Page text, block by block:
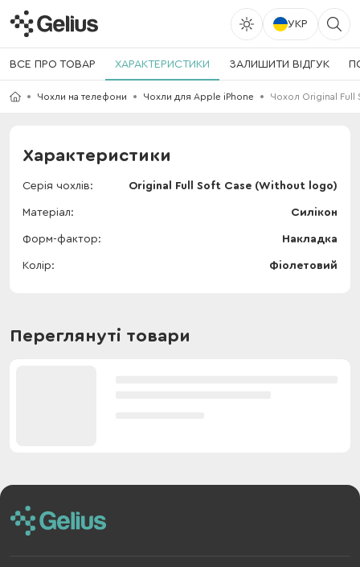
УКР
ВСЕ ПРО ТОВАР ХАРАКТЕРИСТИКИ ЗАЛИШИТИ ВІДГУК
Чохли на телефони Чохли для Apple iPhone Чохол Original Full
Характеристики
Серія чохлів Original Full Soft Case (Without logo)
Матеріал Силікон
Форм-фактор Накладка
Колір Фіолетовий
Переглянуті товари